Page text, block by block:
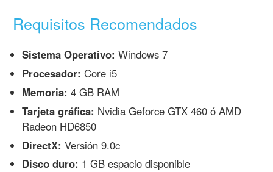
Requisitos Recomendados
Sistema Operativo: Windows 7
Procesador: Core i5
Memoria: 4 GB RAM
Tarjeta gráfica: Nvidia Geforce GTX 460 ó AMD
Radeon HD6850
DirectX: Versión 9.0c
Disco duro: 1 GB espacio disponible